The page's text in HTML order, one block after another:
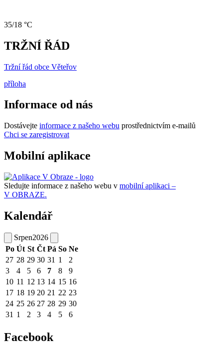
35/18 °C
TRŽNÍ ŘÁD
Tržní řád obce Věteřov
příloha
Informace od nás
Dostávejte informace z našeho webu prostřednictvím e-mailů
Chci se zaregistrovat
Mobilní aplikace
Sledujte informace z našeho webu v mobilní aplikaci –
V OBRAZE.
Kalendář
Srpen2026
Po Út St Čt Pá So Ne
27 28 29 30 31 1
2
3
4 5 6 7 8
9
10 11 12 13 14 15 16
17 18 19 20 21 22 23
24 25 26 27 28 29 30
31 1 2 3 4 5 6
Facebook